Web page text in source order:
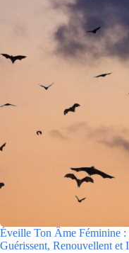
Éveille Ton Âme Féminine
Guérissent, Renouvellent et